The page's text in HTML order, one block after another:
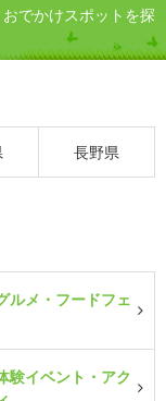
でかけスポットを探
長野県
ルメ・フードフェ
験イベント・アク